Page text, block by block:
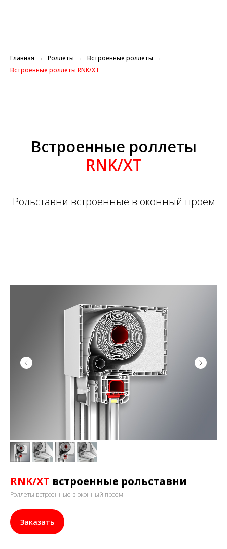
Главная → Роллеты → Встроенные роллеты →
Встроенные роллеты RNK/XT
Встроенные роллеты
RNK/XT
Рольставни встроенные в оконный проем
RNK/XT встроенные рольставни
Роллеты встроенные в оконный проем
Заказать